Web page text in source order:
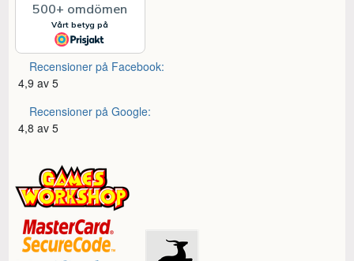
Recensioner på Facebook:
4,9 av 5
Recensioner på Google:
4,8 av 5